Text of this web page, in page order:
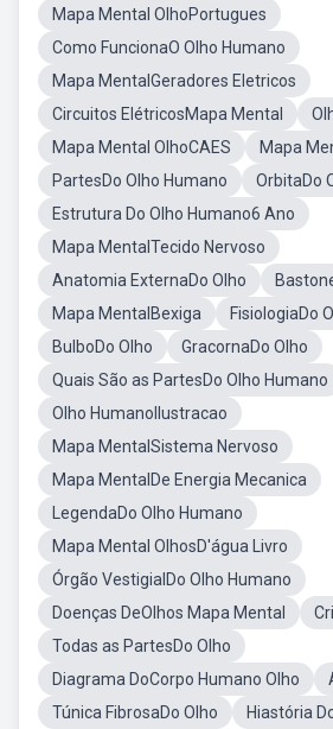
Mapa Mental OlhoPortugues
Como FuncionaO Olho Humano
Mapa MentalGeradores Eletricos
Circuitos ElétricosMapa Mental
Mapa Mental OlhoCAES
Mapa
PartesDo Olho Humano
OrbitaDo
Estrutura Do Olho Humano6 Ano
Mapa MentalTecido Nervoso
Anatomia ExternaDo Olho
Mapa MentalBexiga
FisiologiaDo
BulboDo Olho
GracornaDo Olho
Quais São as PartesDo Olho Humano
Olho HumanoIlustracao
Mapa MentalSistema Nervoso
Mapa MentalDe Energia Mecanica
LegendaDo Olho Humano
Mapa Mental OlhosD'água Livro
Órgão VestigialDo Olho Humano
Doenças DeOlhos Mapa Mental
Todas as PartesDo Olho
Diagrama DoCorpo Humano Olho
Túnica FibrosaDo Olho
Hiastória